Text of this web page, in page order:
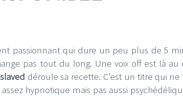
passionnant qui dure un peu plus de 5
pas tout du long. Une voix off est là au
déroule sa recette. C’est un titre qui ne
hypnotique mais pas aussi